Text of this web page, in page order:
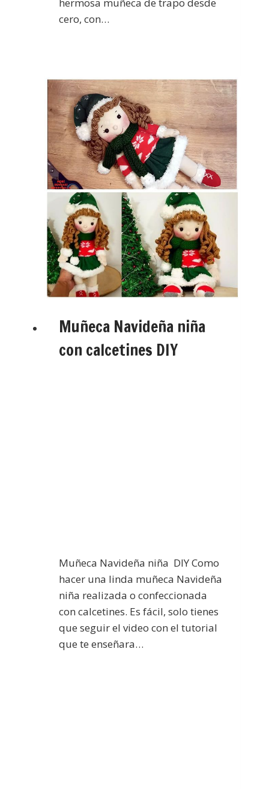
hermosa muñeca de trapo desde
cero, con…
Muñeca Navideña niña
con calcetines DIY
Muñeca Navideña niña DIY Como
hacer una linda muñeca Navideña
niña realizada o confeccionada
con calcetines. Es fácil, solo tienes
que seguir el video con el tutorial
que te enseñara…